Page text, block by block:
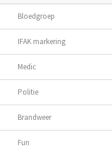
Bloedgroep
IFAK markering
Medic
Politie
Brandweer
Fun